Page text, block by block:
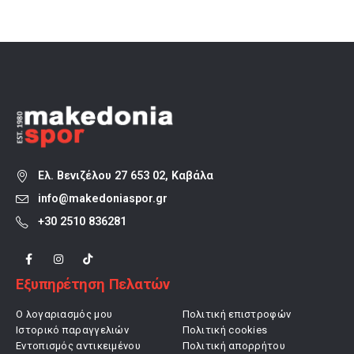
Ελ. Βενιζέλου 27 653 02, Καβάλα
info@makedoniaspor.gr
+30 2510 836281
Εξυπηρέτηση Πελατών
Ο λογαριασμός μου
Ιστορικό παραγγελιών
Εντοπισμός αντικειμένου
Πολιτική επιστροφών
Πολιτική cookies
Πολιτική απορρήτου